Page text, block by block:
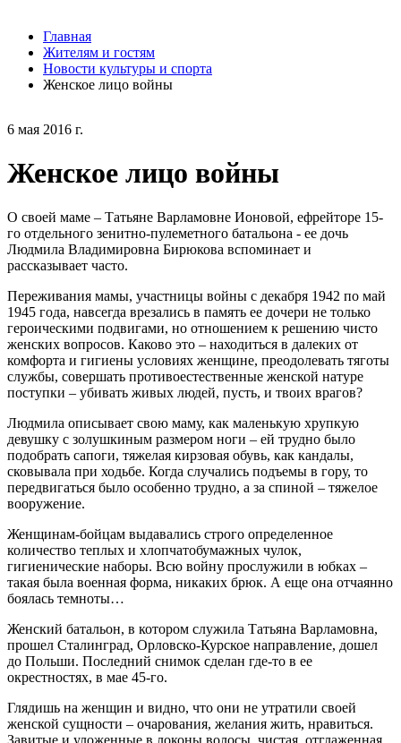
6 мая 2016 г.
Женское лицо войны
О своей маме – Татьяне Варламовне Ионовой, ефрейторе 15-
го отдельного зенитно-пулеметного батальона - ее дочь
Людмила Владимировна Бирюкова вспоминает и
рассказывает часто.
Переживания мамы, участницы войны с декабря 1942 по май
1945 года, навсегда врезались в память ее дочери не только
героическими подвигами, но отношением к решению чисто
женских вопросов. Каково это – находиться в далеких от
комфорта и гигиены условиях женщине, преодолевать тяготы
службы, совершать противоестественные женской натуре
поступки – убивать живых людей, пусть, и твоих врагов?
Людмила описывает свою маму, как маленькую хрупкую
девушку с золушкиным размером ноги – ей трудно было
подобрать сапоги, тяжелая кирзовая обувь, как кандалы,
сковывала при ходьбе. Когда случались подъемы в гору, то
передвигаться было особенно трудно, а за спиной – тяжелое
вооружение.
Женщинам-бойцам выдавались строго определенное
количество теплых и хлопчатобумажных чулок,
гигиенические наборы. Всю войну прослужили в юбках –
такая была военная форма, никаких брюк. А еще она отчаянно
боялась темноты…
Женский батальон, в котором служила Татьяна Варламовна,
прошел Сталинград, Орловско-Курское направление, дошел
до Польши. Последний снимок сделан где-то в ее
окрестностях, в мае 45-го.
Глядишь на женщин и видно, что они не утратили своей
женской сущности – очарования, желания жить, нравиться.
Завитые и уложенные в локоны волосы, чистая, отглаженная
Главная
Жителям и гостям
Новости культуры и спорта
Женское лицо войны